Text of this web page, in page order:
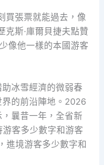
買張票就能過去，像
克斯·庫爾貝捷夫點贊
像他一樣的本國游客
冰雪經濟的微弱春
的前沿陣地。2026
曩昔一年，全省新
游客多少數字和游客
進境游客多少數字和